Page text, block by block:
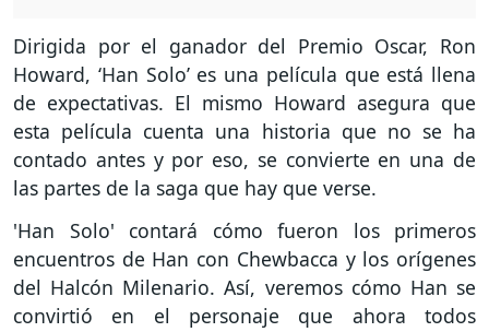
Dirigida por el ganador del Premio Oscar, Ron
Howard, ‘Han Solo’ es una película que está llena
de expectativas. El mismo Howard asegura que
esta película cuenta una historia que no se ha
contado antes y por eso, se convierte en una de
las partes de la saga que hay que verse.
'Han Solo' contará cómo fueron los primeros
encuentros de Han con Chewbacca y los orígenes
del Halcón Milenario. Así, veremos cómo Han se
convirtió en el personaje que ahora todos